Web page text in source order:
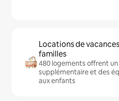
Locations de
familles
480 logements offrent
supplémentaire et des
aux enfants